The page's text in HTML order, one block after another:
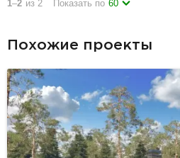
1–2 из 2 Показать по 60
Похожие проекты